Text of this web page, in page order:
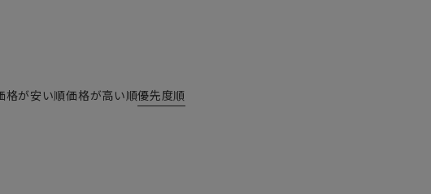
格が安い順価格が高い順優先度順